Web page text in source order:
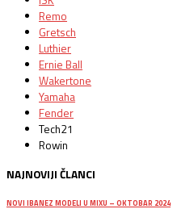
Remo
Gretsch
Luthier
Ernie Ball
Wakertone
Yamaha
Fender
Tech21
Rowin
NAJNOVIJI ČLANCI
NOVI IBANEZ MODELI U MIXU – OKTOBAR 2024